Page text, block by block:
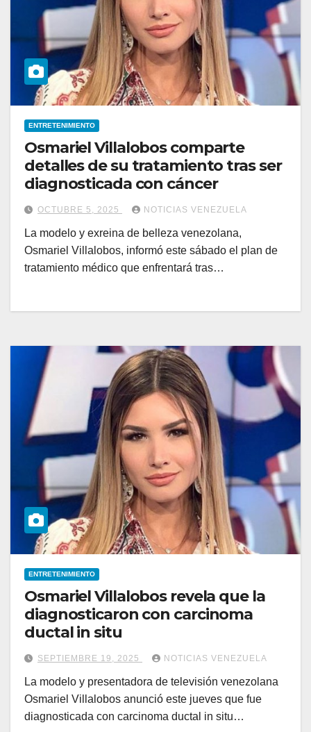
ENTRETENIMIENTO
Osmariel Villalobos comparte
detalles de su tratamiento tras ser
diagnosticada con cáncer
OCTUBRE 5, 2025 NOTICIAS VENEZUELA
La modelo y exreina de belleza venezolana,
Osmariel Villalobos, informó este sábado el plan de
tratamiento médico que enfrentará tras…
ENTRETENIMIENTO
Osmariel Villalobos revela que la
diagnosticaron con carcinoma
ductal in situ
SEPTIEMBRE 19, 2025 NOTICIAS VENEZUELA
La modelo y presentadora de televisión venezolana
Osmariel Villalobos anunció este jueves que fue
diagnosticada con carcinoma ductal in situ…